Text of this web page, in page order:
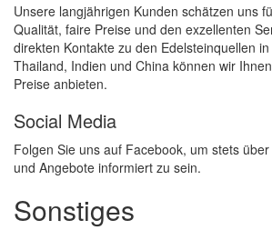
Unsere langjährigen Kunden schätzen uns
Qualität, faire Preise und den exzellenten
direkten Kontakte zu den Edelsteinquellen
Thailand, Indien und China können wir
Preise anbieten.
Social Media
Folgen Sie uns auf Facebook, um stets
und Angebote informiert zu sein.
Sonstiges